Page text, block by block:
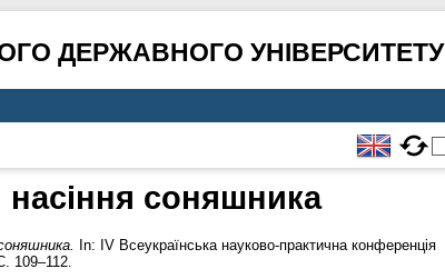
ДЕРЖАВНОГО УНІВЕРСИТЕТУ
насіння соняшника
In: ІV Всеукраїнська науково-практична конференція
109–112.